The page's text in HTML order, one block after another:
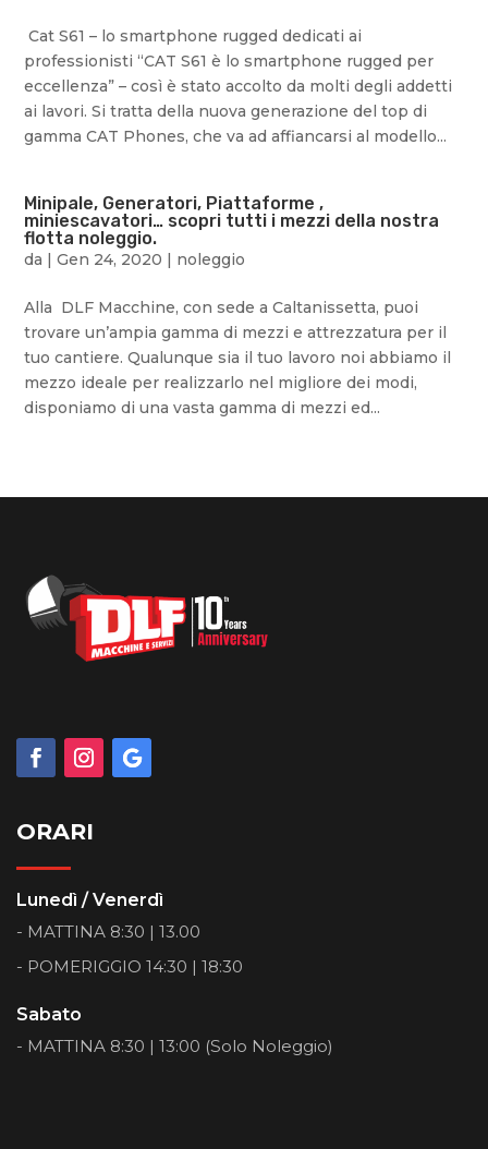
Cat S61 – lo smartphone rugged dedicati ai
professionisti “CAT S61 è lo smartphone rugged per
eccellenza” – così è stato accolto da molti degli addetti
ai lavori. Si tratta della nuova generazione del top di
gamma CAT Phones, che va ad affiancarsi al modello...
Minipale, Generatori, Piattaforme ,
miniescavatori… scopri tutti i mezzi della nostra
flotta noleggio.
da |Gen 24, 2020 | noleggio
Alla DLF Macchine, con sede a Caltanissetta, puoi
trovare un’ampia gamma di mezzi e attrezzatura per il
tuo cantiere. Qualunque sia il tuo lavoro noi abbiamo il
mezzo ideale per realizzarlo nel migliore dei modi,
disponiamo di una vasta gamma di mezzi ed...
ORARI
Lunedì / Venerdì
- MATTINA 8:30 | 13.00
- POMERIGGIO 14:30 | 18:30
Sabato
- MATTINA 8:30 | 13:00 (Solo Noleggio)